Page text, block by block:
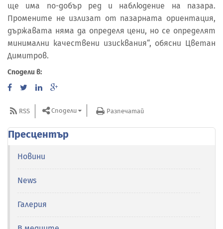
ще има по-добър ред и наблюдение на пазара.
Промените не излизат от пазарната ориентация,
държавата няма да определя цени, но се определят
минимални качествени изисквания“, обясни Цветан
Димитров.
Сподели в:
RSS Сподели Разпечатай
Пресцентър
Новини
News
Галерия